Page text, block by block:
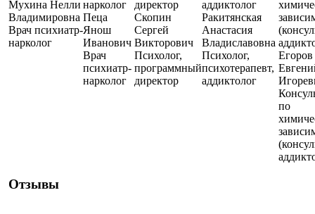
Мухина Нелли
Владимировна
Врач психиатр-
нарколог
Пеца
Янош
Иванович
Врач
психиатр-
нарколог
Скопин
Сергей
Викторович
Психолог,
программный
директор
Ракитянская
Анастасия
Владиславовна
Психолог,
психотерапевт,
аддиктолог
Егоров
по
Отзывы